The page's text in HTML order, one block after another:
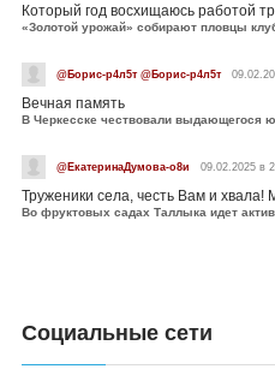
Который год восхищаюсь работой
«Золотой урожай» собирают пловцы
@Борис-р4л5т @Борис-р4л5т
Вечная память
@ЕкатеринаДумова-о8и 09.02.2025 в
Труженики села, честь Вам и хвала!
Во фруктовых садах Таллыка идет
Социальные сети